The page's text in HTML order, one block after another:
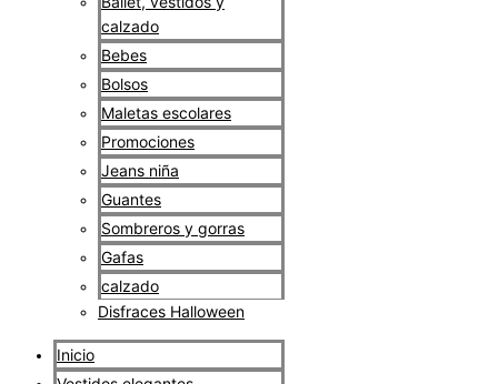
calzado
Bebes
Bolsos
Maletas escolares
Promociones
Jeans niña
Guantes
Sombreros y gorras
Gafas
calzado
Disfraces Halloween
Inicio